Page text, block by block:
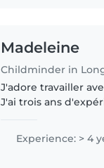
Madeleine
Childminder in
J'adore travailler
J'ai trois ans
petits. J'ai
l'expérience avec
Experience: > 4